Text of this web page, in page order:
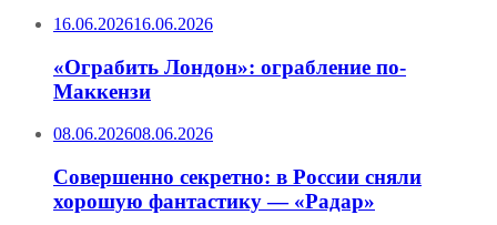
16.06.202616.06.2026
«Ограбить Лондон»: ограбление по-
Маккензи
08.06.202608.06.2026
Совершенно секретно: в России сняли
хорошую фантастику — «Радар»